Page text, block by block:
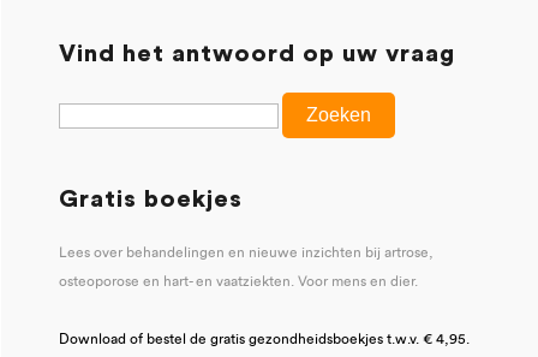
Vind het antwoord op uw vraag
Gratis boekjes
Lees over behandelingen en nieuwe inzichten bij artrose,
osteoporose en hart- en vaatziekten. Voor mens en dier.
Download of bestel de gratis gezondheidsboekjes t.w.v. € 4,95.